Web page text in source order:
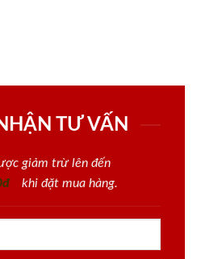
TƯ VẤN
giảm trừ lên đến
khi đặt mua hàng.